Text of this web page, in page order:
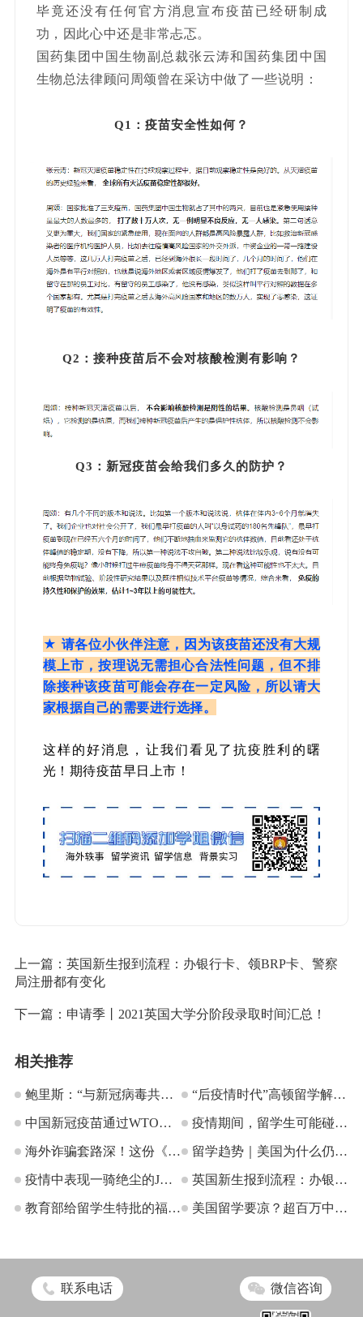
毕竟还没有任何官方消息宣布疫苗已经研制成
功，因此心中还是非常忐忑。
国药集团中国生物副总裁张云涛和国药集团中国
生物总法律顾问周颂曾在采访中做了一些说明：
Q1：疫苗安全性如何？
Q2：接种疫苗后不会对核酸检测有影响？
Q3：新冠疫苗会给我们多久的防护？
★ 请各位小伙伴注意，因为该疫苗还没有大规
模上市，按理说无需担心合法性问题，但不排
除接种该疫苗可能会存在一定风险，所以请大
家根据自己的需要进行选择。
这样的好消息，让我们看见了抗疫胜利的曙
光！ 期待疫苗早日上市！
上一篇： 英国新生报到流程：办银行卡、领BRP卡、警察
局注册都有变化
下一篇： 申请季丨2021英国大学分阶段录取时间汇总！
相关推荐
鲍里斯：“与新冠病毒共
存”，留英难道成泡沫？
“后疫情时代”高顿留学解读
赴美留学疑云
中国新冠疫苗通过WTO审
批！留学生返校有哪些便
利？
疫情期间，留学生可能碰到
的10种诈骗方式
海外诈骗套路深！这份《留
学生防骗指南》一定要收
下！
留学趋势｜美国为什么仍是
留学生的首选国家？
疫情中表现一骑绝尘的JHU
怎么申请？
英国新生报到流程：办银行
卡、领BRP卡、警察局注册
教育部给留学生特批的福 美国留学要凉？超百万中国
联系电话 微信咨询